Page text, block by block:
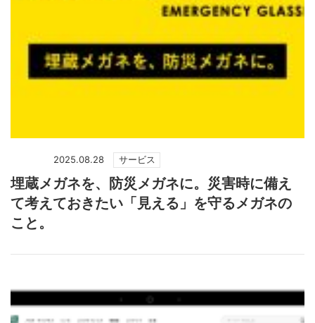
2025.08.28 サービス
埋蔵メガネを、防災メガネに。災害時に備え
て考えておきたい「見える」を守るメガネの
こと。